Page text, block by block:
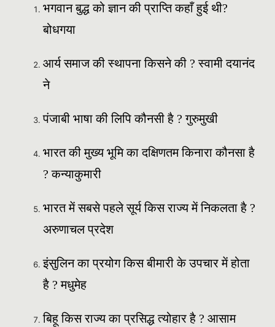
भगवान बुद्ध को ज्ञान की प्राप्ति कहाँ हुई थी?
बोधगया
आर्य समाज की स्थापना किसने की ? स्वामी दयानंद
ने
पंजाबी भाषा की लिपि कौनसी है ? गुरुमुखी
भारत की मुख्य भूमि का दक्षिणतम किनारा कौनसा है
? कन्याकुमारी
भारत में सबसे पहले सूर्य किस राज्य में निकलता है ?
अरुणाचल प्रदेश
इंसुलिन का प्रयोग किस बीमारी के उपचार में होता
है ? मधुमेह
बिहू किस राज्य का प्रसिद्ध त्योहार है ? आसाम